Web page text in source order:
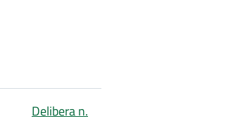
Delibera n.